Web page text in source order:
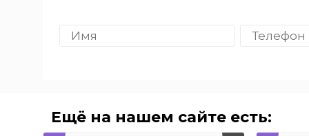
Ещё на нашем сайте есть: